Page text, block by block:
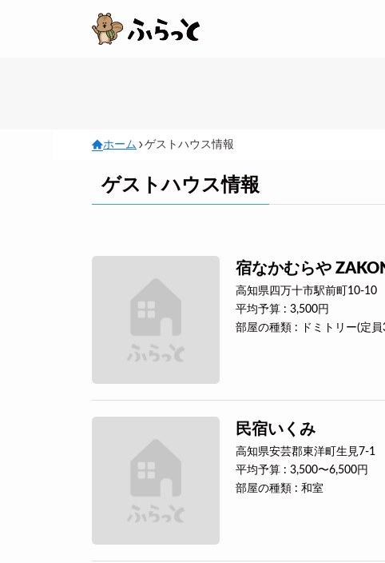
ホーム ゲストハウス情報
ゲストハウス情報
宿なかむらや
高知県四万十市駅前町10-10
平均予算 : 3,500円
部屋の種類 : ドミトリー(定
民宿いくみ
高知県安芸郡東洋町生見7-1
平均予算 : 3,500〜6,500円
部屋の種類 : 和室